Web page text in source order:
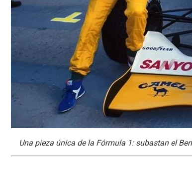
Una pieza única de la Fórmula 1: subastan el